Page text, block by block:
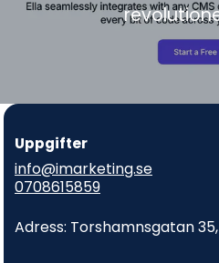
Uppgifter
info@imarketing.se
0708615859
Adress: Torshamnsgatan